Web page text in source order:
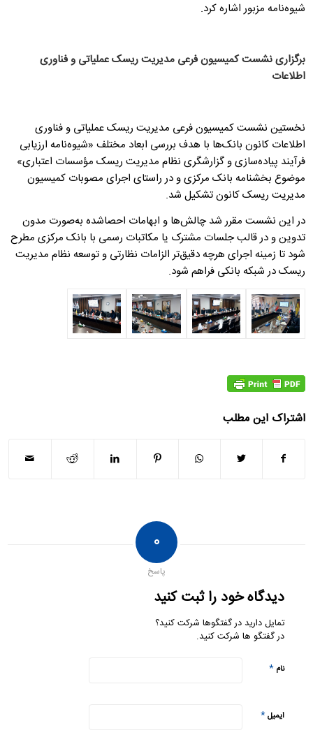
شیوه‌نامه مزبور اشاره کرد.
برگزاری نشست کمیسیون فرعی مدیریت ریسک عملیاتی و فناوری
اطلاعات
نخستین نشست کمیسیون فرعی مدیریت ریسک عملیاتی و فناوری
اطلاعات کانون بانک‌ها با هدف بررسی ابعاد مختلف «شیوه‌نامه ارزیابی
فرآیند پیاده‌سازی و گزارشگری نظام مدیریت ریسک مؤسسات اعتباری»
موضوع بخشنامه بانک مرکزی و در راستای اجرای مصوبات کمیسیون
مدیریت ریسک کانون تشکیل شد.
در این نشست مقرر شد چالش‌ها و ابهامات احصاشده به‌صورت مدون
تدوین و در قالب جلسات مشترک یا مکاتبات رسمی با بانک مرکزی مطرح
شود تا زمینه اجرای هرچه دقیق‌تر الزامات نظارتی و توسعه نظام مدیریت
ریسک در شبکه بانکی فراهم شود.
اشتراک این مطلب
۰
پاسخ
دیدگاه خود را ثبت کنید
تمایل دارید در گفتگوها شرکت کنید؟
در گفتگو ها شرکت کنید.
نام*
ایمیل*